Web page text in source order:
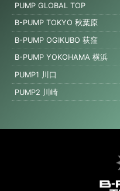
PUMP GLOBAL TOP
B-PUMP TOKYO 秋葉原
B-PUMP OGIKUBO 荻窪
B-PUMP YOKOHAMA 横浜
PUMP1 川口
PUMP2 川崎